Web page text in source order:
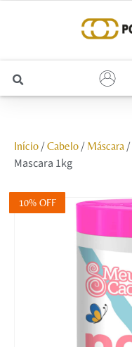
Unhas
Início/ Cabelo/ Máscara/
Mascara 1kg
10% OFF